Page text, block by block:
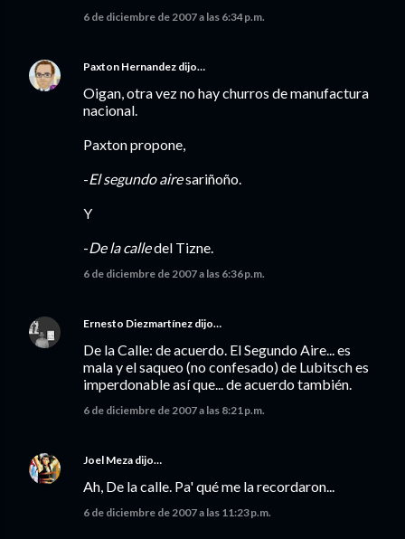
6 de diciembre de 2007 a las 6:34 p.m.
Paxton Hernandez dijo…
Oigan, otra vez no hay churros de manufactura
nacional.
Paxton propone,
-El segundo airesariñoño.
Y
-De la calledel Tizne.
6 de diciembre de 2007 a las 6:36 p.m.
Ernesto Diezmartínez dijo…
De la Calle: de acuerdo. El Segundo Aire... es
mala y el saqueo (no confesado) de Lubitsch es
imperdonable así que... de acuerdo también.
6 de diciembre de 2007 a las 8:21 p.m.
Joel Meza dijo…
Ah, De la calle. Pa' qué me la recordaron...
6 de diciembre de 2007 a las 11:23 p.m.